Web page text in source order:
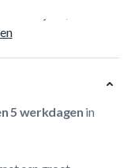
5 werkdagen in